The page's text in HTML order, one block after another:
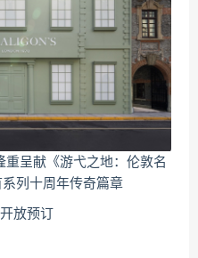
重呈献《游弋之地：伦敦名
列十周年传奇篇章